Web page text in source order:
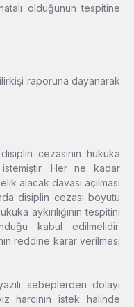
olduğunun tespitine
raporuna dayanarak
cezasının hukuka
istemiştir. Her ne kadar
alacak davası açılması
disiplin cezası boyutu
aykırılığının tespitini
kabul edilmelidir.
reddine karar verilmesi
sebeplerden dolayı
harcının istek halinde